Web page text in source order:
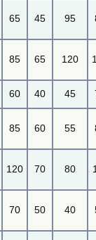
65 45 95
85 65 120
60 40 45
85 60 55
120 70 80
70 50 40